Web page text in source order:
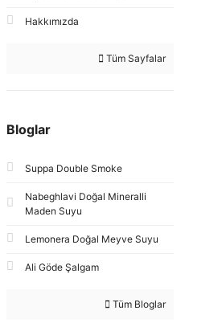
Hakkımızda
Tüm Sayfalar
Bloglar
Suppa Double Smoke
Nabeghlavi Doğal Mineralli
Maden Suyu
Lemonera Doğal Meyve Suyu
Ali Göde Şalgam
Tüm Bloglar